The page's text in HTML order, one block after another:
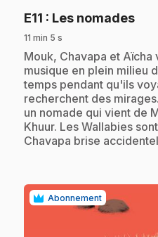
E11 : Les nomades.
11 min 5 s
.Mouk, Chavapa et Aïcha
musique en plein milieu
temps pendant qu'ils
recherchent des
un nomade qui vient de
Khuur. Les Wallabies
Chavapa brise
Abonnement